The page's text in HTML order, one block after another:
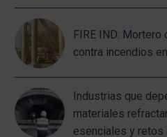
FIRE IND:
contra incendios
Industrias que
materiales
esenciales y retos